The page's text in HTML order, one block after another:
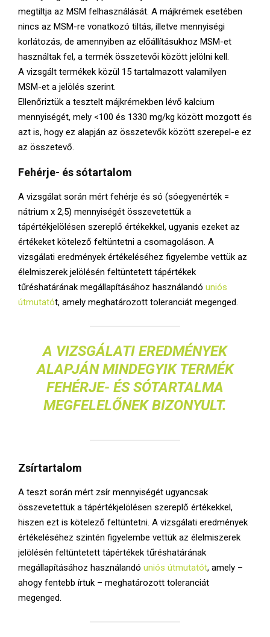
megtiltja az MSM felhasználását. A májkrémek esetében
nincs az MSM-re vonatkozó tiltás, illetve mennyiségi
korlátozás, de amennyiben az előállításukhoz MSM-et
használtak fel, a termék összetevői között jelölni kell.
A vizsgált termékek közül 15 tartalmazott valamilyen
MSM-et a jelölés szerint.
Ellenőriztük a tesztelt májkrémekben lévő kalcium
mennyiségét, mely <100 és 1330 mg/kg között mozgott és
azt is, hogy ez alapján az összetevők között szerepel-e ez
az összetevő.
Fehérje- és sótartalom
A vizsgálat során mért fehérje és só (sóegyenérték =
nátrium x 2,5) mennyiségét összevetettük a
tápértékjelölésen szereplő értékekkel, ugyanis ezeket az
értékeket kötelező feltüntetni a csomagoláson. A
vizsgálati eredmények értékeléséhez figyelembe vettük az
élelmiszerek jelölésén feltüntetett tápértékek
tűréshatárának megállapításához használandó uniós
útmutatót, amely meghatározott toleranciát megenged.
A VIZSGÁLATI EREDMÉNYEK
ALAPJÁN MINDEGYIK TERMÉK
FEHÉRJE- ÉS SÓTARTALMA
MEGFELELŐNEK BIZONYULT.
Zsírtartalom
A teszt során mért zsír mennyiségét ugyancsak
összevetettük a tápértékjelölésen szereplő értékekkel,
hiszen ezt is kötelező feltüntetni. A vizsgálati eredmények
értékeléséhez szintén figyelembe vettük az élelmiszerek
jelölésén feltüntetett tápértékek tűréshatárának
megállapításához használandó uniós útmutatót, amely –
ahogy fentebb írtuk – meghatározott toleranciát
megenged.